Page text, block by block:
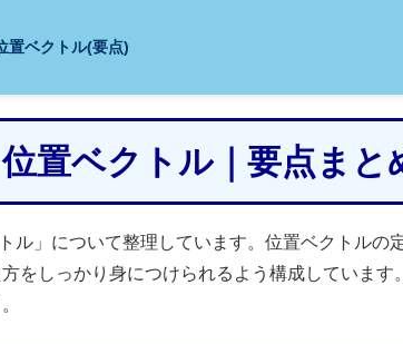
置ベクトル(要点)
位置ベクトル｜要点まと
ル」について整理しています。位置ベクトルの
をしっかり身につけられるよう構成しています